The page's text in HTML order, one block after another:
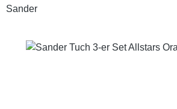
Sander
Bildergalerie überspringen